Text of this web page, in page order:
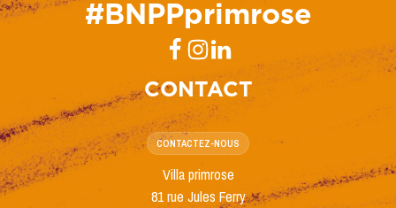
#BNPPprimrose
CONTACT
CONTACTEZ-NOUS
Villa primrose
81 rue Jules Ferry